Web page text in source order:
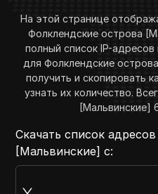
На этой странице
Фолклендские острова
полный список IP-
для Фолклендские
получить и скопировать
узнать их количество.
[Мальвинские]
Скачать список
[Мальвинские] с: